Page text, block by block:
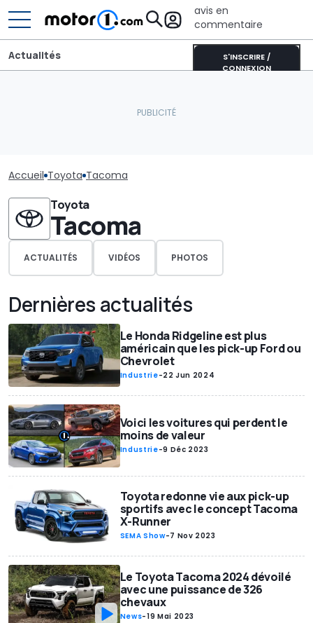
avis en
commentaire
S'INSCRIRE /
CONNEXION
Actualités
Accueil Toyota Tacoma
Toyota
Tacoma
ACTUALITÉS VIDÉOS PHOTOS
Dernières actualités
Le Honda Ridgeline est plus
américain que les pick-up Ford ou
Chevrolet
Industrie-22 Jun 2024
Voici les voitures qui perdent le
moins de valeur
Industrie-9 Déc 2023
Toyota redonne vie aux pick-up
sportifs avec le concept Tacoma
X-Runner
SEMA Show-7 Nov 2023
Le Toyota Tacoma 2024 dévoilé
avec une puissance de 326
chevaux
News-19 Mai 2023